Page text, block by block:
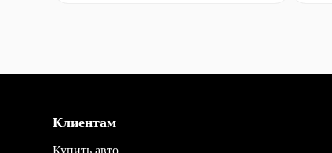
Клиентам
Купить авто